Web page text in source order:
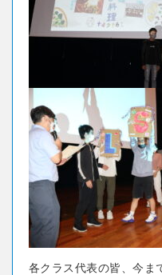
各クラス代表の皆、今ま